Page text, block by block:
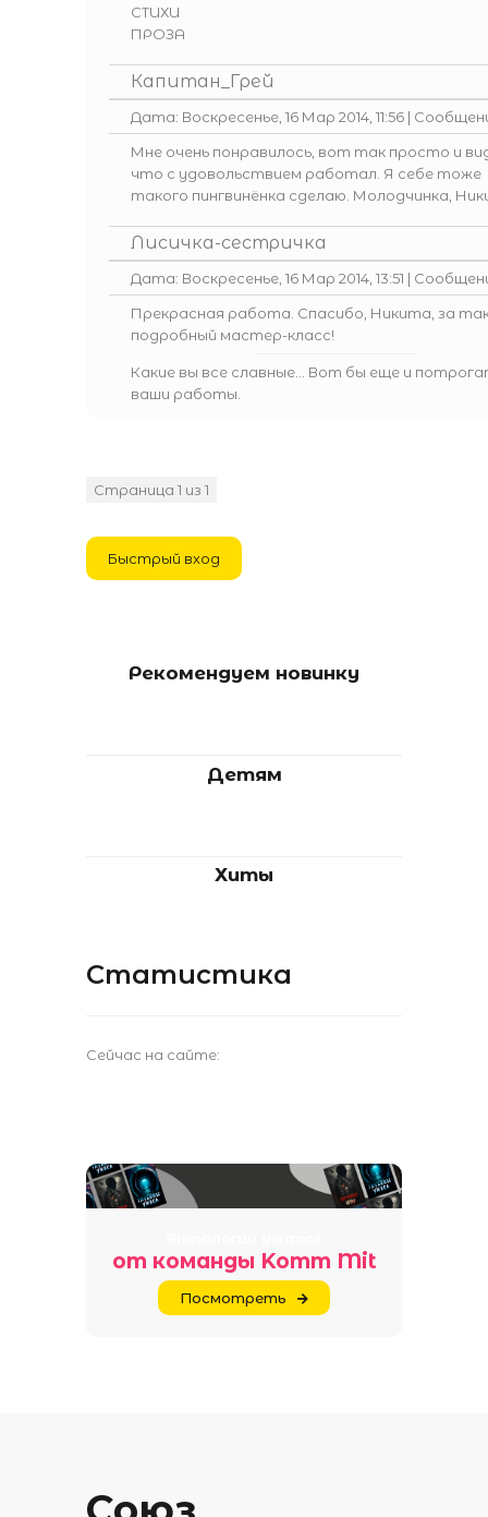
СТИХИ
ПРОЗА
Капитан_Грей
Дата: Воскресенье, 16 Мар 2014, 11:56 |
Мне очень понравилось, вот так просто и
что с удовольствием работал. Я себе тоже
такого пингвинёнка сделаю. Молодчинка,
Лисичка-сестричка
Дата: Воскресенье, 16 Мар 2014, 13:51 |
Прекрасная работа. Спасибо, Никита, за
подробный мастер-класс!
Какие вы все славные... Вот бы еще и
ваши работы.
Страница 1 из 1
Рекомендуем новинку
Детям
Хиты
Статистика
Сейчас на сайте:
от команды Komm Mit
Посмотреть